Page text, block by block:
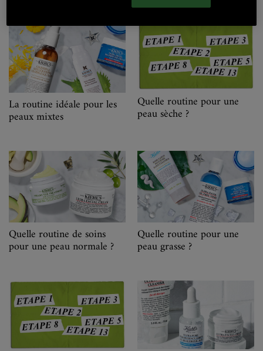
La routine idéale pour les
peaux mixtes
Quelle routine pour une
peau sèche ?
Quelle routine de soins
pour une peau normale ?
Quelle routine pour une
peau grasse ?